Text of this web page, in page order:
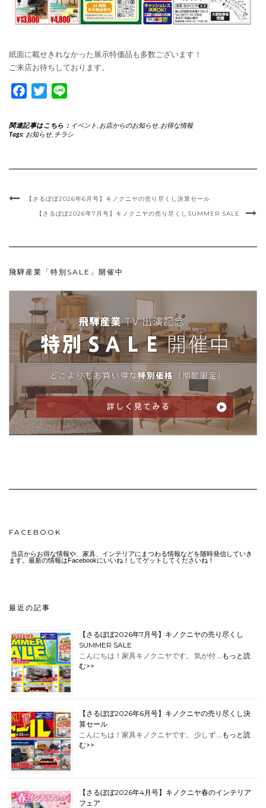
紙面に載せきれなかった展示特価品も多数ございます！
ご来店お待ちしております。
Facebook
Twitter
関連記事はこちら： イベント お店からのお知らせ, お得な情報
Tags: お知らせ, チラシ
【さるぼぼ2026年6月号】キノクニヤの売り尽くし決算セール
【さるぼぼ2026年7月号】キノクニヤの売り尽くしSUMMER SALE
飛騨産業「特別SALE」開催中
FACEBOOK
当店からお得な情報や、家具、インテリアにまつわる情報などを随時発信していき
ます。最新の情報はFacebookにいいね！してゲットしてくださいね！
最近の記事
【さるぼぼ2026年7月号】キノクニヤの売り尽くし
SUMMER SALE
こんにちは！家具キノクニヤです。 気が付 …
もっと読
む>>
【さるぼぼ2026年6月号】キノクニヤの売り尽くし決
算セール
こんにちは！家具キノクニヤです。 少しず …
もっと読
む>>
【さるぼぼ2026年4月号】キノクニヤ春のインテリア
フェア